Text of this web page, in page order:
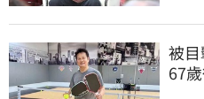
被目
67